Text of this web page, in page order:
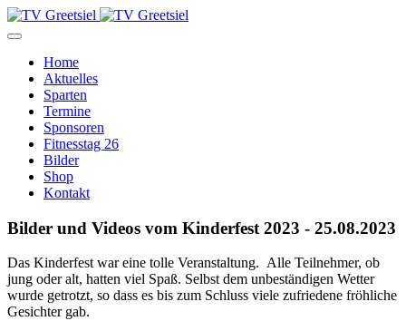
Home
Aktuelles
Sparten
Termine
Sponsoren
Fitnesstag 26
Bilder
Shop
Kontakt
Bilder und Videos vom Kinderfest 2023 - 25.08.2023
Das Kinderfest war eine tolle Veranstaltung. Alle Teilnehmer, ob
jung oder alt, hatten viel Spaß. Selbst dem unbeständigen Wetter
wurde getrotzt, so dass es bis zum Schluss viele zufriedene fröhliche
Gesichter gab.